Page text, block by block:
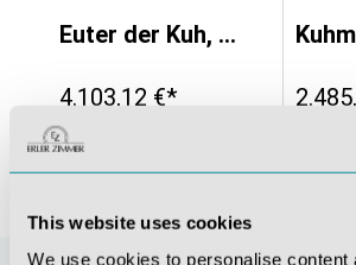
This website uses cookies
We use cookies to personalise content
Euter der Kuh, natürliche Größe
4.103,12 €*